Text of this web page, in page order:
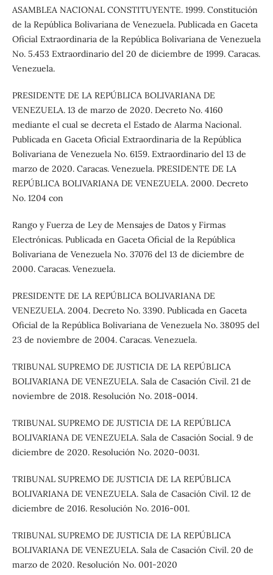
ASAMBLEA NACIONAL CONSTITUYENTE. 1999. Constitución
de la República Bolivariana de Venezuela. Publicada en Gaceta
Oficial Extraordinaria de la República Bolivariana de Venezuela
No. 5.453 Extraordinario del 20 de diciembre de 1999. Caracas.
Venezuela.
PRESIDENTE DE LA REPÚBLICA BOLIVARIANA DE
VENEZUELA. 13 de marzo de 2020. Decreto No. 4160
mediante el cual se decreta el Estado de Alarma Nacional.
Publicada en Gaceta Oficial Extraordinaria de la República
Bolivariana de Venezuela No. 6159. Extraordinario del 13 de
marzo de 2020. Caracas. Venezuela. PRESIDENTE DE LA
REPÚBLICA BOLIVARIANA DE VENEZUELA. 2000. Decreto
No. 1204 con
Rango y Fuerza de Ley de Mensajes de Datos y Firmas
Electrónicas. Publicada en Gaceta Oficial de la República
Bolivariana de Venezuela No. 37076 del 13 de diciembre de
2000. Caracas. Venezuela.
PRESIDENTE DE LA REPÚBLICA BOLIVARIANA DE
VENEZUELA. 2004. Decreto No. 3390. Publicada en Gaceta
Oficial de la República Bolivariana de Venezuela No. 38095 del
23 de noviembre de 2004. Caracas. Venezuela.
TRIBUNAL SUPREMO DE JUSTICIA DE LA REPÚBLICA
BOLIVARIANA DE VENEZUELA. Sala de Casación Civil. 21 de
noviembre de 2018. Resolución No. 2018-0014.
TRIBUNAL SUPREMO DE JUSTICIA DE LA REPÚBLICA
BOLIVARIANA DE VENEZUELA. Sala de Casación Social. 9 de
diciembre de 2020. Resolución No. 2020-0031.
TRIBUNAL SUPREMO DE JUSTICIA DE LA REPÚBLICA
BOLIVARIANA DE VENEZUELA. Sala de Casación Civil. 12 de
diciembre de 2016. Resolución No. 2016-001.
TRIBUNAL SUPREMO DE JUSTICIA DE LA REPÚBLICA
BOLIVARIANA DE VENEZUELA. Sala de Casación Civil. 20 de
marzo de 2020. Resolución No. 001-2020